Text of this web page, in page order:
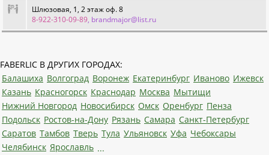
Шлюзовая, 1, 2 этаж оф. 8
8-922-310-09-89, brandmajor@list.ru
FABERLIC В ДРУГИХ ГОРОДАХ:
Балашиха Волгоград Воронеж Екатеринбург Иваново Ижевск
Казань Красногорск Краснодар Москва Мытищи
Нижний Новгород Новосибирск Омск Оренбург Пенза
Подольск Ростов-на-Дону Рязань Самара Санкт-Петербург
Саратов Тамбов Тверь Тула Ульяновск Уфа Чебоксары
Челябинск Ярославль ...